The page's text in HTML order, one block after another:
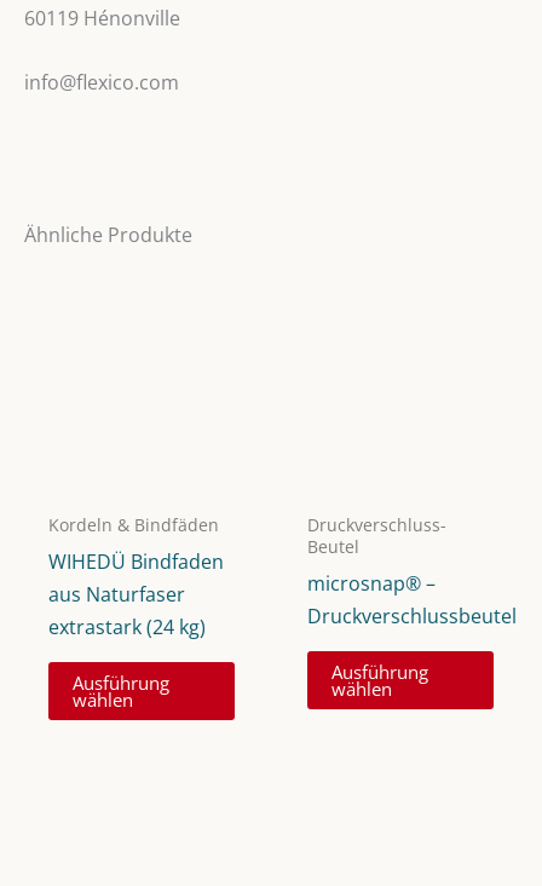
60119 Hénonville
info@flexico.com
Ähnliche Produkte
Kordeln & Bindfäden
WIHEDÜ Bindfaden
aus Naturfaser
extrastark (24 kg)
Ausführung
wählen
Dieses
Produkt
Druckverschluss-
Beutel
microsnap® –
Druckverschlussbeutel
Ausführung
wählen